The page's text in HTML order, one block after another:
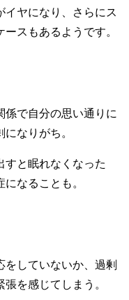
イヤになり、さらにス
スもあるようです。
係で自分の思い通りに
なりがち。
すと眠れなくなった
なることも。
をしていないか、過剰
を感じてしまう。